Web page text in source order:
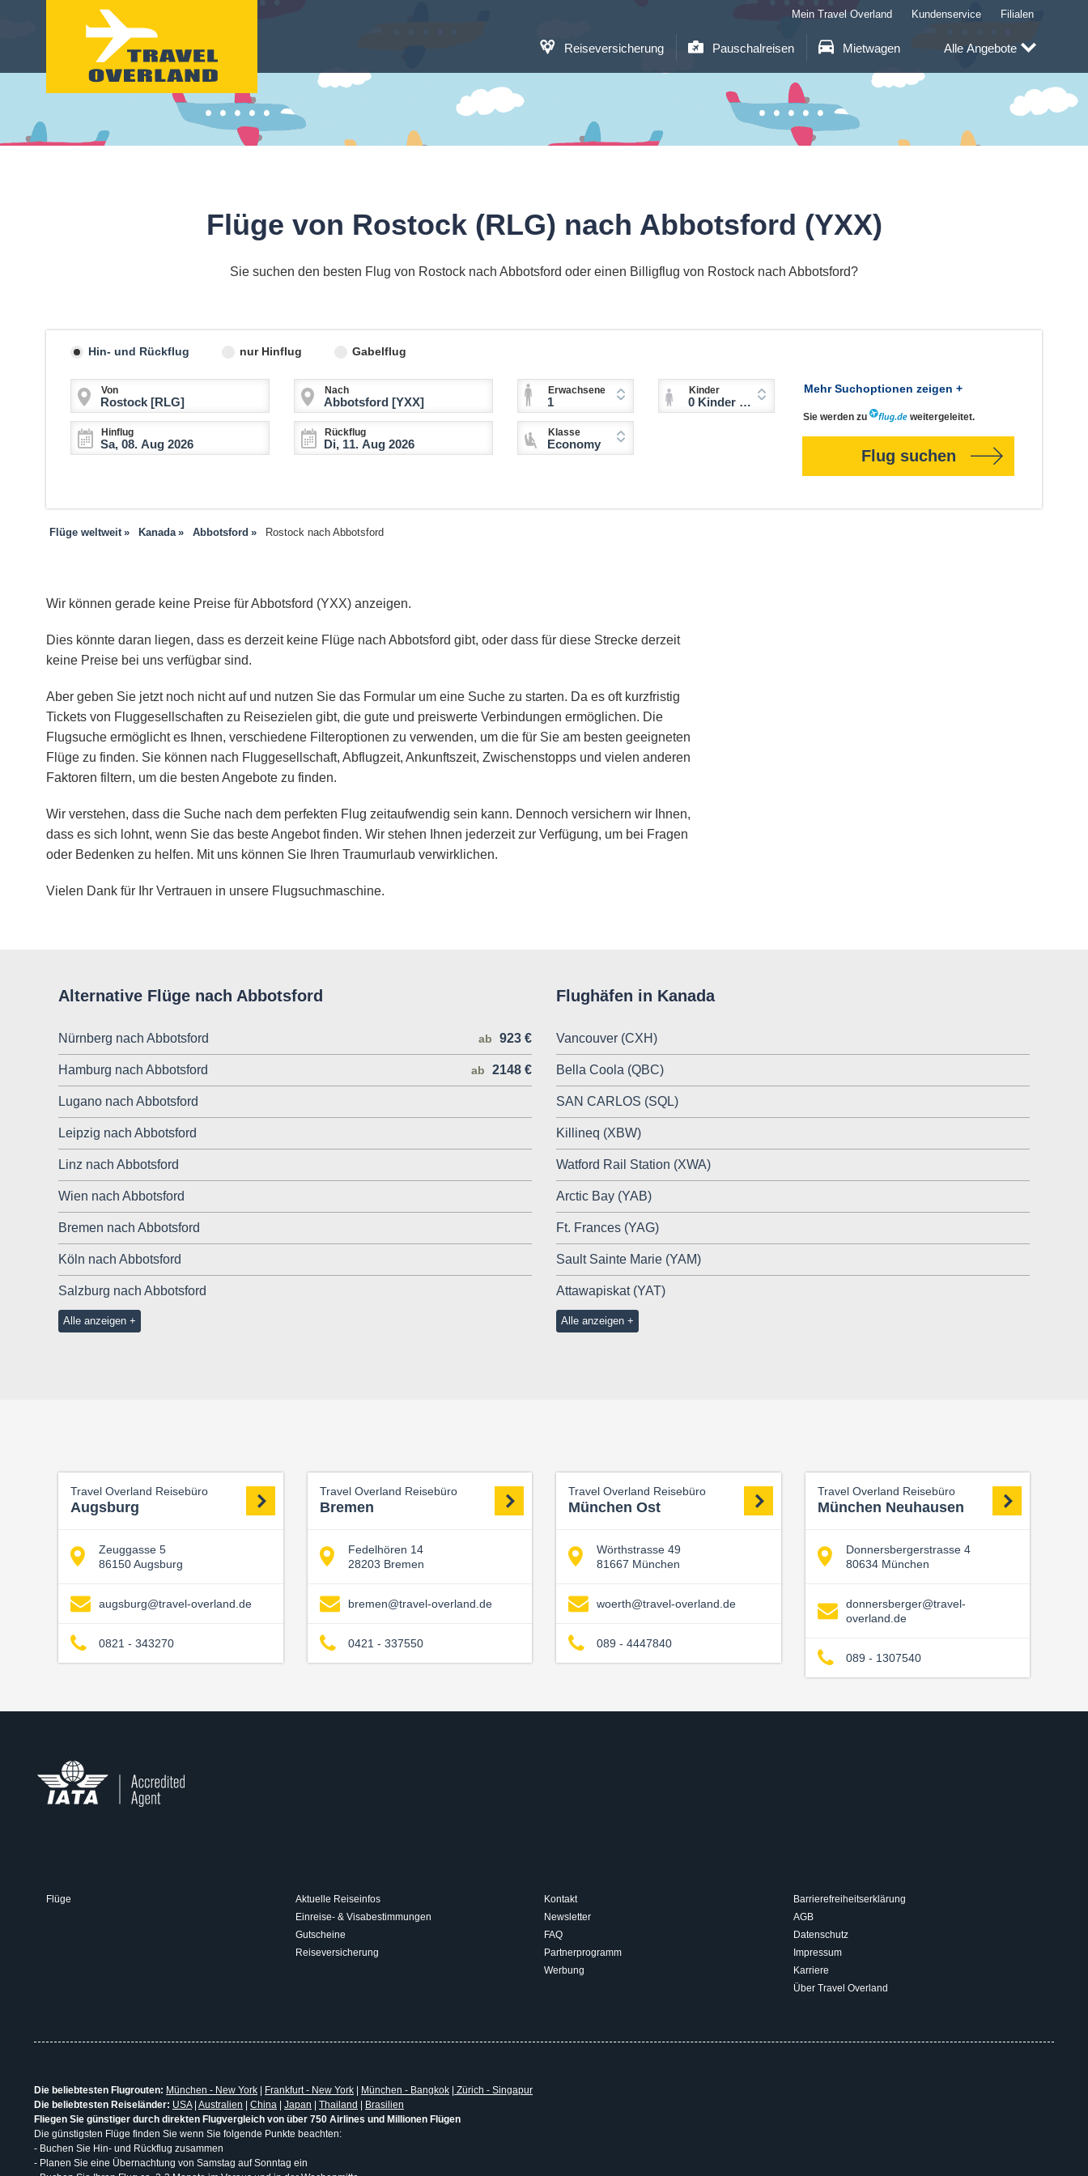
Reiseversicherung Pauschalreisen Mietwagen
Mein Travel Overland Kundenservice Filialen
Alle Angebote
Flüge von Rostock (RLG) nach Abbotsford (YXX)
Sie suchen den besten Flug von Rostock nach Abbotsford oder einen Billigflug von Rostock nach Abbotsford?
Hin- und Rückflug nur Hinflug Gabelflug
Von Nach
Hinflug Rückflug
Erwachsene
1
Kinder
0 Kinder (2-11 Jahre)
Klasse
Economy
Mehr Suchoptionen zeigen +
Sie werden zu weitergeleitet.
Flug suchen
Flüge weltweit Kanada Abbotsford Rostock nach Abbotsford
Wir können gerade keine Preise für Abbotsford (YXX) anzeigen.
Dies könnte daran liegen, dass es derzeit keine Flüge nach Abbotsford gibt, oder dass für diese Strecke derzeit
keine Preise bei uns verfügbar sind.
Aber geben Sie jetzt noch nicht auf und nutzen Sie das Formular um eine Suche zu starten. Da es oft kurzfristig
Tickets von Fluggesellschaften zu Reisezielen gibt, die gute und preiswerte Verbindungen ermöglichen. Die
Flugsuche ermöglicht es Ihnen, verschiedene Filteroptionen zu verwenden, um die für Sie am besten geeigneten
Flüge zu finden. Sie können nach Fluggesellschaft, Abflugzeit, Ankunftszeit, Zwischenstopps und vielen anderen
Faktoren filtern, um die besten Angebote zu finden.
Wir verstehen, dass die Suche nach dem perfekten Flug zeitaufwendig sein kann. Dennoch versichern wir Ihnen,
dass es sich lohnt, wenn Sie das beste Angebot finden. Wir stehen Ihnen jederzeit zur Verfügung, um bei Fragen
oder Bedenken zu helfen. Mit uns können Sie Ihren Traumurlaub verwirklichen.
Vielen Dank für Ihr Vertrauen in unsere Flugsuchmaschine.
Alternative Flüge nach Abbotsford
Nürnberg nach Abbotsford ab 923 €
Hamburg nach Abbotsford ab 2148 €
Lugano nach Abbotsford
Leipzig nach Abbotsford
Linz nach Abbotsford
Wien nach Abbotsford
Bremen nach Abbotsford
Köln nach Abbotsford
Salzburg nach Abbotsford
Alle anzeigen
Flughäfen in Kanada
Vancouver (CXH)
Bella Coola (QBC)
SAN CARLOS (SQL)
Killineq (XBW)
Watford Rail Station (XWA)
Arctic Bay (YAB)
Ft. Frances (YAG)
Sault Sainte Marie (YAM)
Attawapiskat (YAT)
Alle anzeigen
Travel Overland Reisebüro
Augsburg
Zeuggasse 5
86150 Augsburg
augsburg@travel-overland.de
0821 - 343270
Travel Overland Reisebüro
Bremen
Fedelhören 14
28203 Bremen
bremen@travel-overland.de
0421 - 337550
Travel Overland Reisebüro
München Ost
Wörthstrasse 49
81667 München
woerth@travel-overland.de
089 - 4447840
Travel Overland Reisebüro
München Neuhausen
Donnersbergerstrasse 4
80634 München
donnersberger@travel-
overland.de
089 - 1307540
Flüge
Aktuelle Reiseinfos
Einreise- & Visabestimmungen
Gutscheine
Reiseversicherung
Kontakt
Newsletter
FAQ
Partnerprogramm
Werbung
Barrierefreiheitserklärung
AGB
Datenschutz
Impressum
Karriere
Über Travel Overland
Die beliebtesten Flugrouten: München - New York Frankfurt - New York München - Bangkok
Zürich - Singapur
Die beliebtesten Reiseländer: USA| Australien China Japan Thailand
Brasilien
Fliegen Sie günstiger durch direkten Flugvergleich von über 750 Airlines und Millionen Flügen
Die günstigsten Flüge finden Sie wenn Sie folgende Punkte beachten:
- Buchen Sie Hin- und Rückflug zusammen
- Planen Sie eine Übernachtung von Samstag auf Sonntag ein